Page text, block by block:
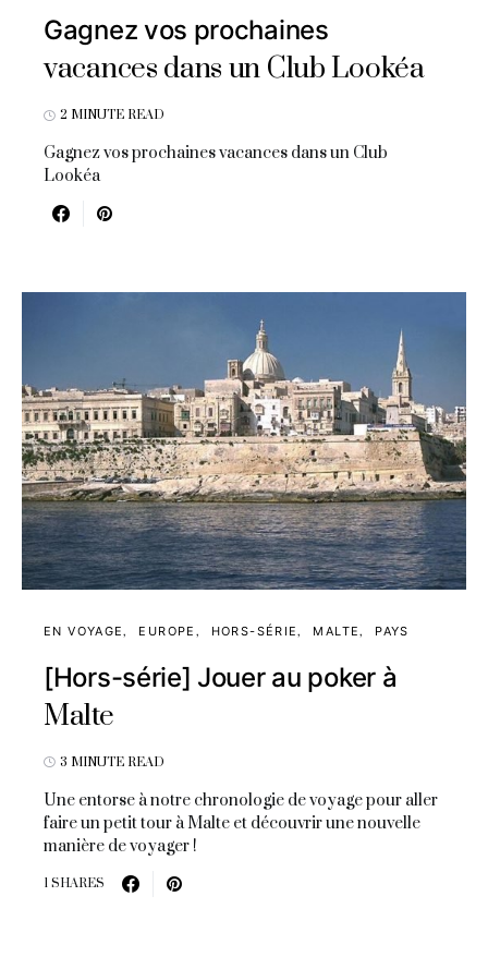
Gagnez vos prochaines
vacances dans un Club Lookéa
2 MINUTE READ
Gagnez vos prochaines vacances dans un Club
Lookéa
EN VOYAGE EUROPE HORS-SÉRIE MALTE PAYS
[Hors-série] Jouer au poker à
Malte
3 MINUTE READ
Une entorse à notre chronologie de voyage pour aller
faire un petit tour à Malte et découvrir une nouvelle
manière de voyager !
1 SHARES